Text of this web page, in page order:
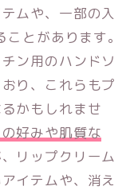
ムや、一部の入
とがあります。
ン用のハンドソ
り、これらもプ
かもしれませ
好みや肌質な
リップクリーム
イテムや、消え